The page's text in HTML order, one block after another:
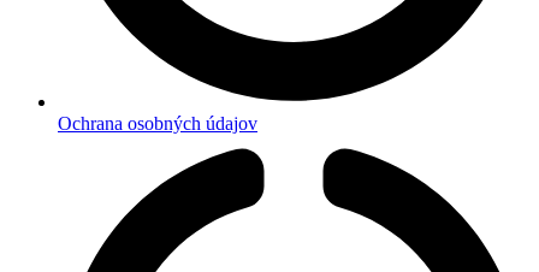
Ochrana osobných údajov